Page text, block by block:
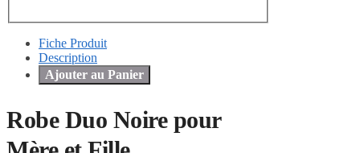
Fiche Produit
Description
Ajouter au Panier
Robe Duo Noire pour